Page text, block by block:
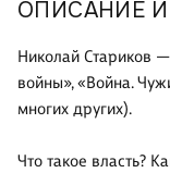
ОПИСАНИЕ И
Николай Стариков
войны», «Война.
многих других).
Что такое власть?